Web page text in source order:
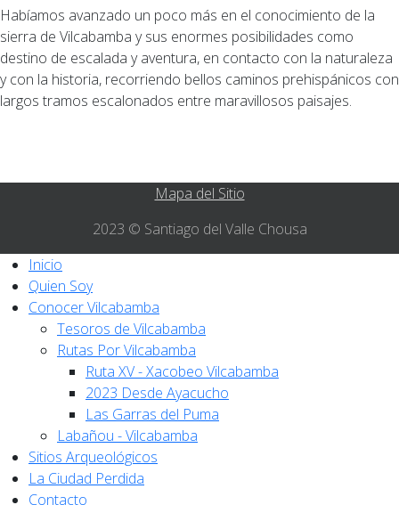
Habíamos avanzado un poco más en el conocimiento de la
sierra de Vilcabamba y sus enormes posibilidades como
destino de escalada y aventura, en contacto con la naturaleza
y con la historia, recorriendo bellos caminos prehispánicos con
largos tramos escalonados entre maravillosos paisajes.
Mapa del Sitio
2023 © Santiago del Valle Chousa
Inicio
Quien Soy
Conocer Vilcabamba
Tesoros de Vilcabamba
Rutas Por Vilcabamba
Ruta XV - Xacobeo Vilcabamba
2023 Desde Ayacucho
Las Garras del Puma
Labañou - Vilcabamba
Sitios Arqueológicos
La Ciudad Perdida
Contacto